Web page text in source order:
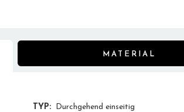
MATERIAL
TYP:Durchgehend einseitig